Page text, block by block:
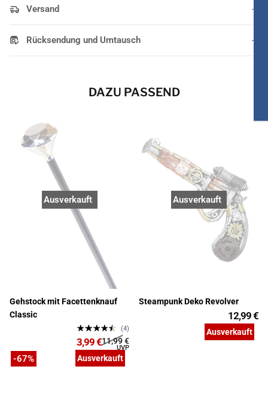
Versand
Rücksendung und Umtausch
DAZU PASSEND
Ausverkauft
Gehstock mit Facettenknauf
Classic
(4)
3,99 €11,99 €
Ausverkauft
-67%
Ausverkauft
Steampunk Deko Revolver
12,99 €
Ausverkauft